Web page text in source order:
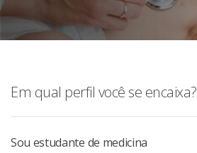
Em qual perfil você se encaixa?
Sou estudante de medicina